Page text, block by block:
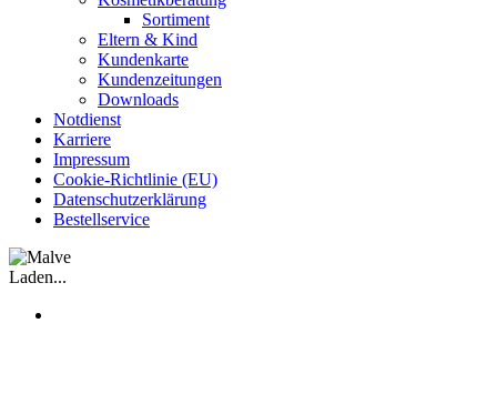
Sor­ti­ment
Eltern & Kind
Kun­den­kar­te
Kun­den­zei­tun­gen
Down­loads
Not­dienst
Kar­rie­re
Impres­sum
Coo­kie-Rich­t­­li­­nie (EU)
Datenschutz­erklärung
Bestell­ser­vice
Facebook
Instagram
Laden...